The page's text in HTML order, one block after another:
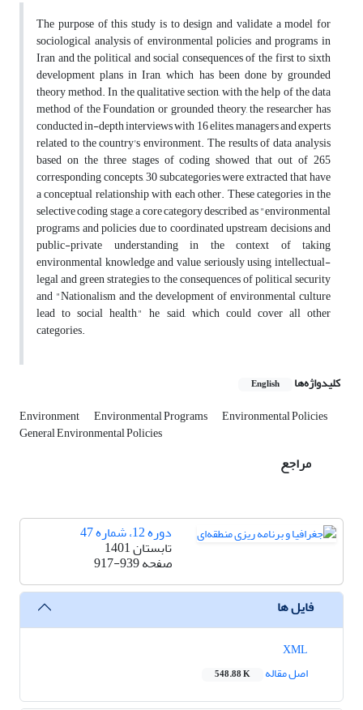
The purpose of this study is to design and validate a model for
sociological analysis of environmental policies and programs in
Iran and the political and social consequences of the first to sixth
development plans in Iran, which has been done by grounded
theory method. In the qualitative section, with the help of the data
method of the Foundation or grounded theory, the researcher has
conducted in-depth interviews with 16 elites, managers and experts
related to the country's environment. The results of data analysis
based on the three stages of coding showed that out of 265
corresponding concepts, 30 subcategories were extracted that have
a conceptual relationship with each other. These categories in the
selective coding stage, a core category described as "environmental
programs and policies due to coordinated upstream decisions and
public-private understanding in the context of taking
environmental knowledge and value seriously using intellectual-
legal and green strategies to the consequences of political security
and "Nationalism and the development of environmental culture
lead to social health," he said, which could cover all other
categories.
کلیدواژه‌ها English
Environment Environmental Programs Environmental Policies
General Environmental Policies
مراجع
دوره 12، شماره 47
تابستان 1401
صفحه917-939
فایل ها
اصل مقاله
548.88 K